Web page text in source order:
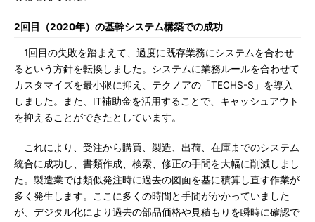
2回目（2020年）の基幹システム構築での成功
1回目の失敗を踏まえて、過度に既存業務にシステムを合わせ
るという方針を転換しました。システムに業務ルールを合わせて
カスタマイズを最小限に抑え、テクノアの「TECHS-S」を導入
しました。また、IT補助金を活用することで、キャッシュアウト
を抑えることができたとしています。
これにより、受注から購買、製造、出荷、在庫までのシステム
統合に成功し、書類作成、検索、修正の手間を大幅に削減しまし
た。製造業では類似発注時に過去の図面を基に積算し直す作業が
多く発生します。ここに多くの時間と手間がかかっていました
が、デジタル化により過去の部品価格や見積もりを瞬時に確認で